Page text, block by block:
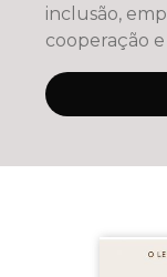
inclusão,
cooperação